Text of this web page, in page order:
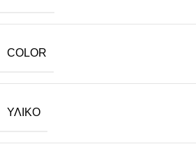
COLOR
ΥΛΙΚΌ